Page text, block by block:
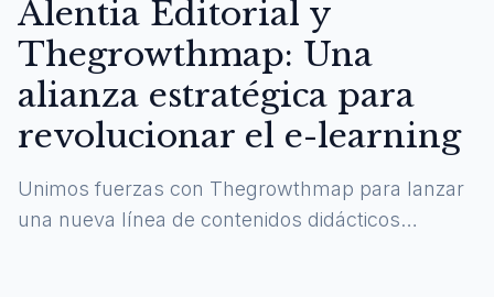
Alentia Editorial y
Thegrowthmap: Una
alianza estratégica para
revolucionar el e-learning
Unimos fuerzas con Thegrowthmap para lanzar
una nueva línea de contenidos didácticos